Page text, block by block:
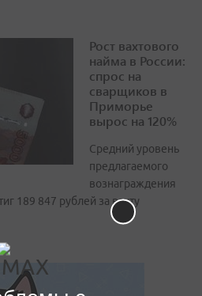
Рост вахтового
найма в России:
спрос на
сварщиков в
Приморье
вырос на 120%
Средний уровень
предлагаемого
вознаграждения
189 847 рублей за вахту